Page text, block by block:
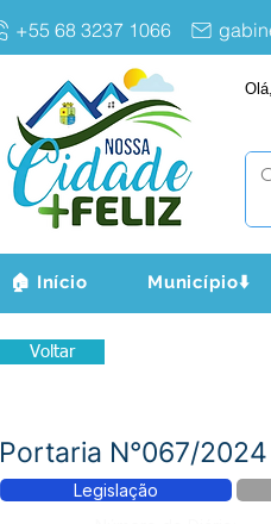
+55 68 3237 1066
🏠 Início Município⬇️
Voltar
Portaria N°067/2024
Legislação